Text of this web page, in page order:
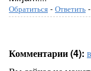
Обратиться - Ответить -
Комментарии (4):